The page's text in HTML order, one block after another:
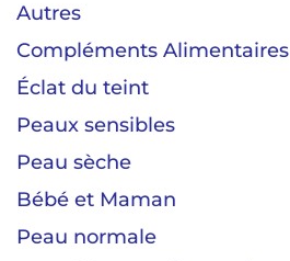
Autres
Compléments Alimentaires
Éclat du teint
Peaux sensibles
Peau sèche
Bébé et Maman
Peau normale